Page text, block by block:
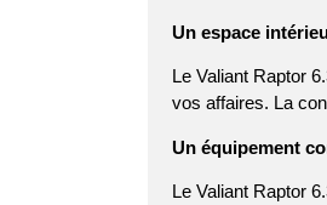
Un espace
Le Valiant Raptor
vos affaires. La
Un équipement
Le Valiant Raptor